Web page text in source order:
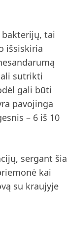
bakterijų, tai
išsiskiria
sutrikti
gali būti
pavojinga
– 6 iš 10
sergant šia
kai
su kraujyje